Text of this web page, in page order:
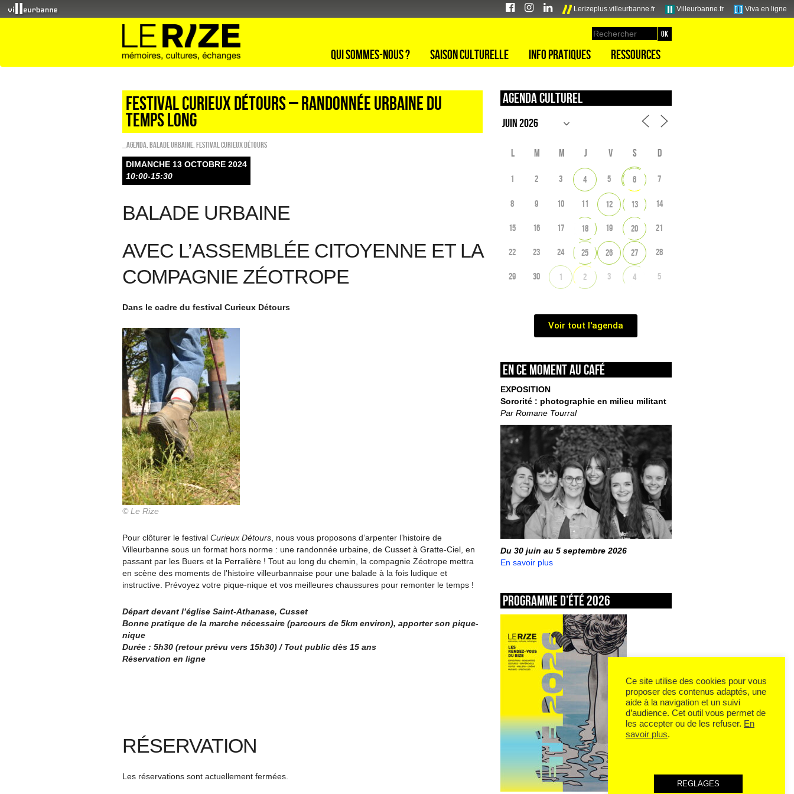
Lerizeplus.villeurbanne.fr Villeurbanne.fr Viva en ligne
Qui sommes-nous ? Saison culturelle Info pratiques Ressources
FESTIVAL CURIEUX DÉTOURS – RANDONNÉE URBAINE DU
TEMPS LONG
_Agenda Balade urbaine Festival Curieux Détours
DIMANCHE 13 OCTOBRE 2024
10:00-15:30
BALADE URBAINE
AVEC L’ASSEMBLÉE CITOYENNE ET LA
COMPAGNIE ZÉOTROPE
Dans le cadre du festival Curieux Détours
© Le Rize
Pour clôturer le festival Curieux Détours , nous vous proposons d’arpenter l’histoire de
Villeurbanne sous un format hors norme : une randonnée urbaine, de Cusset à Gratte-Ciel, en
passant par les Buers et la Perralière ! Tout au long du chemin, la compagnie Zéotrope mettra
en scène des moments de l’histoire villeurbannaise pour une balade à la fois ludique et
instructive. Prévoyez votre pique-nique et vos meilleures chaussures pour remonter le temps !
Départ devant l’église Saint-Athanase, Cusset
Bonne pratique de la marche nécessaire (parcours de 5km environ), apporter son pique-
nique
Durée : 5h30 (retour prévu vers 15h30) / Tout public dès 15 ans
Réservation en ligne
RÉSERVATION
Les réservations sont actuellement fermées.
Agenda culturel
L M M J V S D
1 2 3 4 5 6 7
8 9 10 11 12 13 14
15 16 17 18 19 20 21
22 23 24 25 26 27 28
29 30 1 2 3 4 5
Voir tout l'agenda
En ce moment au café
EXPOSITION
Sororité : photographie en milieu militant
Par Romane Tourral
Du 30 juin au 5 septembre 2026
En savoir plus
Programme d’été 2026
Ce site utilise des cookies pour vous
proposer des contenus adaptés, une
aide à la navigation et un suivi
d’audience. Cet outil vous permet de
les accepter ou de les refuser. En
savoir plus.
REGLAGES